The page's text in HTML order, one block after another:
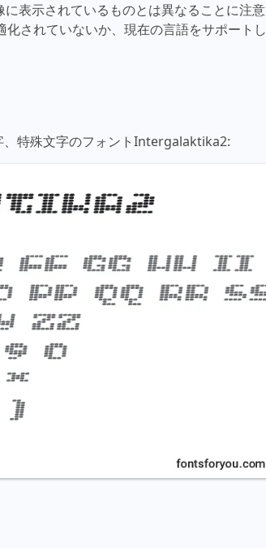
表示されているものとは異なることに注意
されていないか、現在の言語をサポートし
、特殊文字のフォントIntergalaktika2: